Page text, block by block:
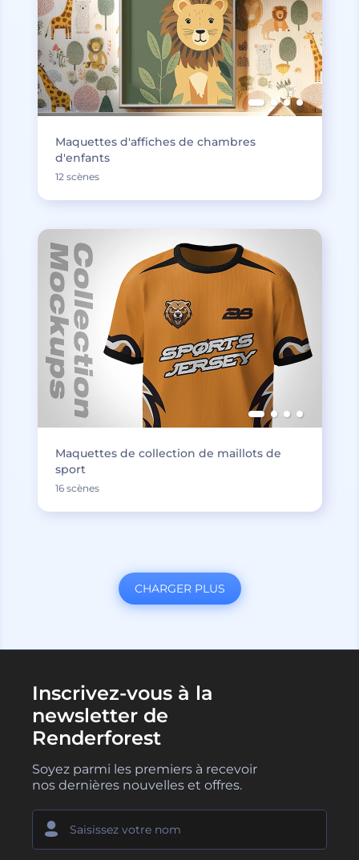
Maquettes d'affiches de chambres
d'enfants
12 scènes
Maquettes de collection de maillots de
sport
16 scènes
CHARGER PLUS
Inscrivez-vous à la
newsletter de
Renderforest
Soyez parmi les premiers à recevoir
nos dernières nouvelles et offres.